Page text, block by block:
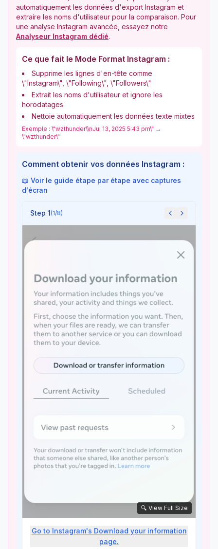
automatiquement les données d'export Instagram et
extraire les noms d'utilisateur pour la comparaison. Pour
une analyse Instagram avancée, essayez notre
Analyseur Instagram dédié.
Ce que fait le Mode Format Instagram :
Supprime les lignes d'en-tête comme
\"Instagram\", \"Following\", \"Followers\"
Extrait les noms d'utilisateur et ignore les
horodatages
Nettoie automatiquement les données texte mixtes
Exemple : \"wzthunder\\nJul 13, 2025 5:43 pm\" →
\"wzthunder\"
Comment obtenir vos données Instagram :
📖 Voir le guide étape par étape avec captures
d'écran
Step 1(1/8)
🔍 View Full Size
Go to Instagram's Download your information
page.